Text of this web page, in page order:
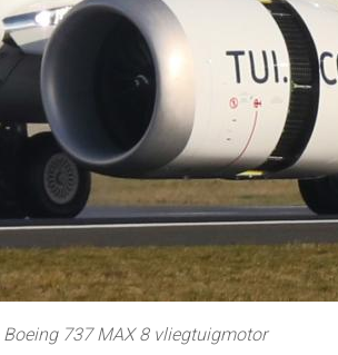
737 MAX 8 vliegtuigmotor